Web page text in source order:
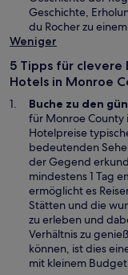
Geschichte,
du Rocher zu
Weniger
5 Tipps für clevere
Hotels in Monroe
Buche zu den
für Monroe County
Hotelpreise
bedeutenden
der Gegend
mindestens 1 Tag
ermöglicht es
Stätten und die
zu erleben und
Verhältnis zu
können, ist dies
mit kleinem